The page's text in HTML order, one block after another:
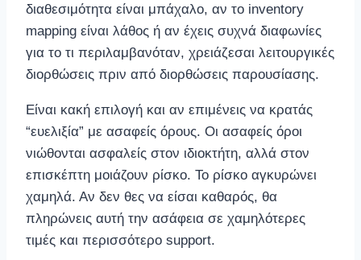
διαθεσιμότητα είναι μπάχαλο, αν το inventory
mapping είναι λάθος ή αν έχεις συχνά διαφωνίες
για το τι περιλαμβανόταν, χρειάζεσαι λειτουργικές
διορθώσεις πριν από διορθώσεις παρουσίασης.
Είναι κακή επιλογή και αν επιμένεις να κρατάς
“ευελιξία” με ασαφείς όρους. Οι ασαφείς όροι
νιώθονται ασφαλείς στον ιδιοκτήτη, αλλά στον
επισκέπτη μοιάζουν ρίσκο. Το ρίσκο αγκυρώνει
χαμηλά. Αν δεν θες να είσαι καθαρός, θα
πληρώνεις αυτή την ασάφεια σε χαμηλότερες
τιμές και περισσότερο support.